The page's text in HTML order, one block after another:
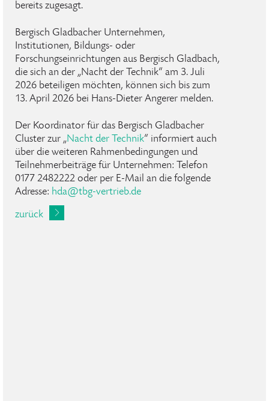
bereits zugesagt.
Bergisch Gladbacher Unternehmen,
Institutionen, Bildungs- oder
Forschungseinrichtungen aus Bergisch Gladbach,
die sich an der „Nacht der Technik“ am 3. Juli
2026 beteiligen möchten, können sich bis zum
13. April 2026 bei Hans-Dieter Angerer melden.
Der Koordinator für das Bergisch Gladbacher
Cluster zur „Nacht der Technik“ informiert auch
über die weiteren Rahmenbedingungen und
Teilnehmerbeiträge für Unternehmen: Telefon
0177 2482222 oder per E-Mail an die folgende
Adresse: hda@tbg-vertrieb.de
zurück